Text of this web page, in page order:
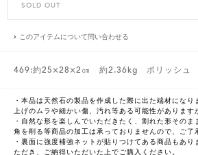
SOLD OUT
このアイテムについて問い合わせる
469:約25×28×2㎝ 約2.36kg ポリッシュ
・本品は天然石の製品を作成した際に出た端材にな
上げのムラや細かい傷、汚れ等ある可能性があります
・自然な形を楽しんでいただきたく、割れた形その
角を削る等商品の加工は承っておりませんので、ご了
・裏面に強度補強ネットが貼りつけてある商品もあ
ただき、ご納得いただいた上でご購入ください。